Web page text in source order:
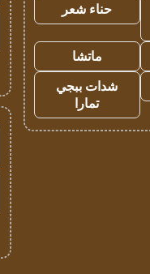
حناء شعر
ماتشا
شدات ببجي
تمارا